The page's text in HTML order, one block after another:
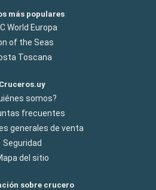
más populares
World Europa
of the Seas
Toscana
Cruceros.uy
somos?
frecuentes
generales de venta
Seguridad
del sitio
sobre crucero